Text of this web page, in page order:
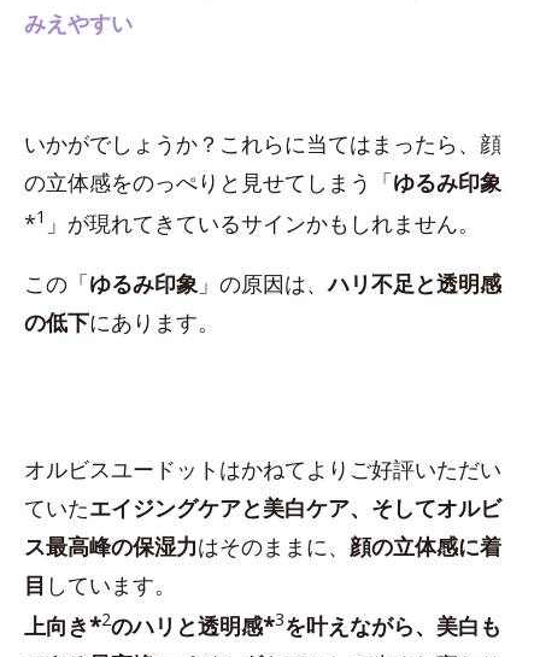
みえやすい
いかがでしょうか？これらに当てはまったら、顔
の立体感をのっぺりと見せてしまう「ゆるみ印象
*1 」が現れてきているサインかもしれません。
この「ゆるみ印象 」の原因は、ハリ不足と透明感
の低下にあります。
オルビスユードットはかねてよりご好評いただい
ていたエイジングケアと美白ケア、そしてオルビ
ス最高峰の保湿力はそのままに、 顔の立体感に着
目 しています。
上向き*2のハリと透明感*3を叶えながら、美白も